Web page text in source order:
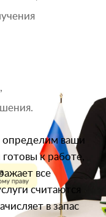
определим ваши
к работе,
все
считаются
в запас